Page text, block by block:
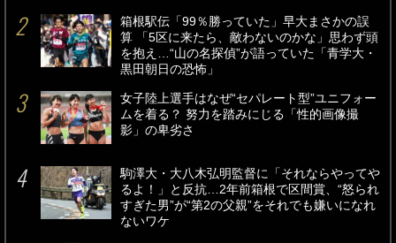
箱根駅伝「99％勝っていた」早大まさかの誤
算 「5区に来たら、敵わないのかな」思わず頭
を抱え…“山の名探偵”が語っていた「青学大・
黒田朝日の恐怖」
女子陸上選手はなぜ“セパレート型”ユニフォー
ムを着る？ 努力を踏みにじる「性的画像撮
影」の卑劣さ
駒澤大・大八木弘明監督に「それならやってや
るよ！」と反抗…2年前箱根で区間賞、“怒られ
すぎた男”が“第2の父親”をそれでも嫌いになれ
ないワケ